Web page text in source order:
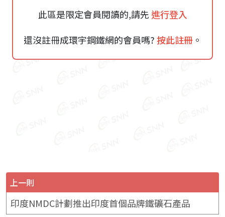
此區是限定會員閱讀的,請先 進行登入
還沒註冊成環宇鋼鐵網的會員嗎?按此註冊。
上一則
印度NMDC計劃推出印度首個品牌鐵礦石產品